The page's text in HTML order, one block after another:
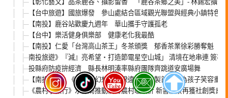
【彰化藝文】品茶鹿谷、攝影留香 「鹿谷茶鄉之美」- 林錫宏攝影
【台中旅遊】國旅爆發 參山處結合區域觀光聯盟與經典小鎮特色
【南投】鹿谷站歡慶九週年 華山攜手守護孤老
【台中】樂活健身俱樂部 健康老化我最酷
【南投】仁愛「台灣高山茶王」冬茶頒獎 郁香茶業徐彩勝奪魁
南投旅遊》『減』亮希望‧打造節電星空山城」 清境在地串連 簽署
投縣府防疫拚經濟 縣長林明溱率縣府團隊齊跳道安廣場舞
【南投活動】《紙風車幻想曲》睽違一年重製首演！為孩子笑容重
《農村小旅行》水保局推動友善農村暖設計 新書願景再獲社創獎肯定